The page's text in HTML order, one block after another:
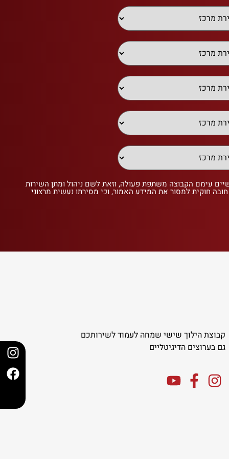
עימם הקבוצה משתפת פעולה, וזאת לשם ניהול ומתן השירות
חוקית למסור את המידע האמור, וכי מסירתו נעשית מרצוני
קבוצת הילוך שישי שמחה לעמוד לשירותכם
גם בערוצים הדיגיטליים